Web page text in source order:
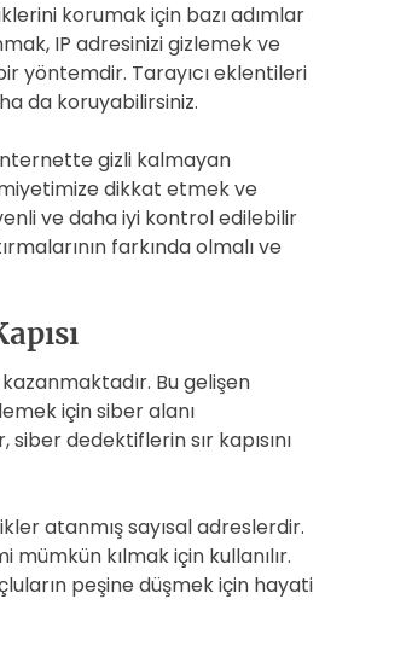
korumak için bazı adımlar
IP adresinizi gizlemek ve
yöntemdir. Tarayıcı eklentileri
da koruyabilirsiniz.
gizli kalmayan
dikkat etmek ve
ve daha iyi kontrol edilebilir
farkında olmalı ve
Bu gelişen
için siber alanı
dedektiflerin sır kapısını
atanmış sayısal adreslerdir.
kılmak için kullanılır.
peşine düşmek için hayati